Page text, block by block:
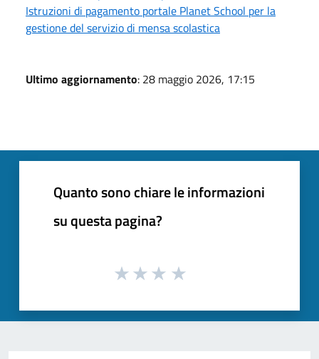
Istruzioni di pagamento portale Planet School per la
gestione del servizio di mensa scolastica
Ultimo aggiornamento: 28 maggio 2026, 17:15
Quanto sono chiare le informazioni
su questa pagina?